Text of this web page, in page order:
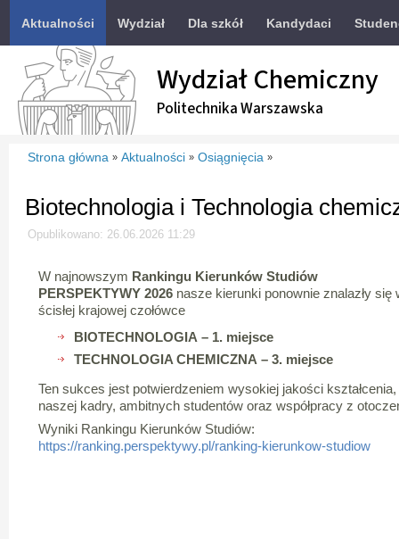
Aktualności Wydział Dla szkół Kandydaci
Wydział Chemiczny
Politechnika Warszawska
Strona główna » Aktualności » Osiągnięcia »
Biotechnologia i Technologia
Opublikowano: 26.06.2026 11:29
W najnowszym Rankingu Kierunków Studiów
PERSPEKTYWY 2026nasze kierunki ponownie znalazły się
ścisłej krajowej czołówce
BIOTECHNOLOGIA – 1. miejsce
TECHNOLOGIA CHEMICZNA – 3. miejsce
Ten sukces jest potwierdzeniem wysokiej jakości
naszej kadry, ambitnych studentów oraz współpracy z
Wyniki Rankingu Kierunków Studiów:
https://ranking.perspektywy.pl/ranking-kierunkow-studiow